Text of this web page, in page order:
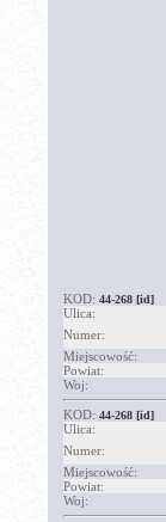
KOD: 44-268 [id]
Ulica:
Numer:
Miejscowość:
Powiat:
Woj:
KOD: 44-268 [id]
Ulica:
Numer:
Miejscowość:
Powiat:
Woj: